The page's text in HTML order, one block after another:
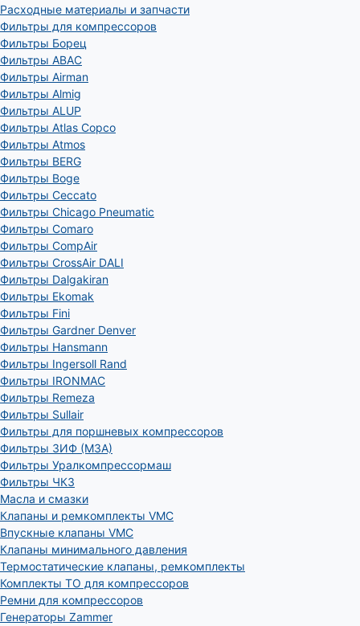
Расходные материалы и запчасти
Фильтры для компрессоров
Фильтры Борец
Фильтры ABAC
Фильтры Airman
Фильтры Almig
Фильтры ALUP
Фильтры Atlas Copco
Фильтры Atmos
Фильтры BERG
Фильтры Boge
Фильтры Ceccato
Фильтры Chicago Pneumatic
Фильтры Comaro
Фильтры CompAir
Фильтры CrossAir DALI
Фильтры Dalgakiran
Фильтры Ekomak
Фильтры Fini
Фильтры Gardner Denver
Фильтры Hansmann
Фильтры Ingersoll Rand
Фильтры IRONMAC
Фильтры Remeza
Фильтры Sullair
Фильтры для поршневых компрессоров
Фильтры ЗИФ (МЗА)
Фильтры Уралкомпрессормаш
Фильтры ЧКЗ
Масла и смазки
Клапаны и ремкомплекты VMC
Впускные клапаны VMC
Клапаны минимального давления
Термостатические клапаны, ремкомплекты
Комплекты ТО для компрессоров
Ремни для компрессоров
Генераторы Zammer